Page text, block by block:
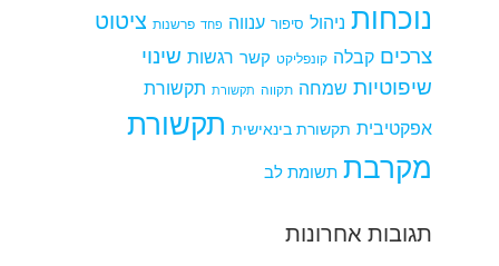
נוכחות ניהול סיפור ענווה פחד פרשנות ציטוט
צרכים קבלה קונפליקט קשר רגשות שינוי
שיפוטיות שמחה תקווה תקשורת תקשורת
אפקטיבית תקשורת בינאישית תקשורת
מקרבת תשומת לב
תגובות אחרונות